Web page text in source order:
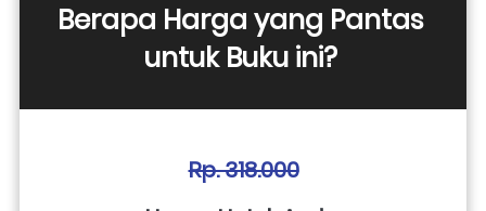
Berapa Harga yang Pantas
untuk Buku ini?
Rp. 318.000